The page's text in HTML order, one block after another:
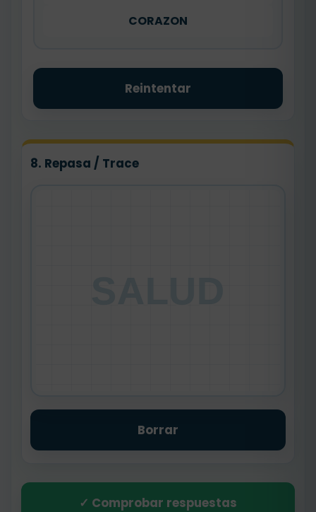
CORAZON
Reintentar
8. Repasa / Trace
Borrar
✓ Comprobar respuestas